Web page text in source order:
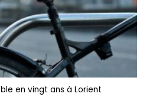
en vingt ans à Lorient